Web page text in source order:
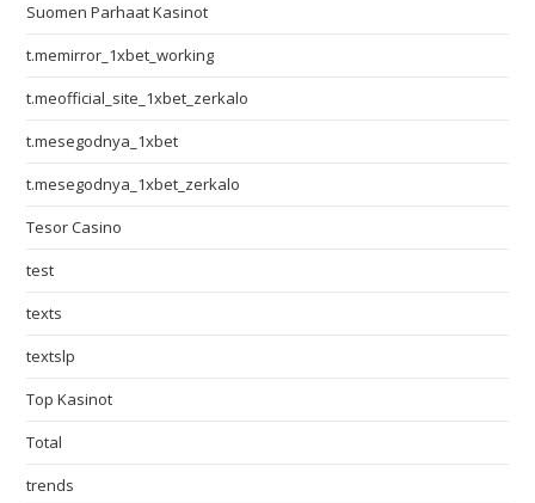
Suomen Parhaat Kasinot
t.memirror_1xbet_working
t.meofficial_site_1xbet_zerkalo
t.mesegodnya_1xbet
t.mesegodnya_1xbet_zerkalo
Tesor Casino
test
texts
textslp
Top Kasinot
Total
trends